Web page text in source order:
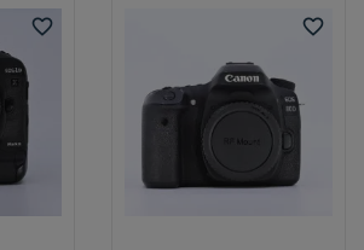
favorite_border favorite_border